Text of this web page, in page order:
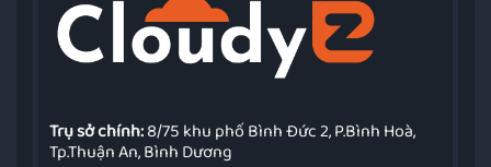
Trụ sở chính:8/75 khu phố Bình Đức 2, P.Bình Hoà,
Tp.Thuận An, Bình Dương